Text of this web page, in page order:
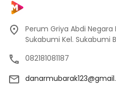
Perum Griya Abdi Negara
Sukabumi Kel. Sukabumi
082181081187